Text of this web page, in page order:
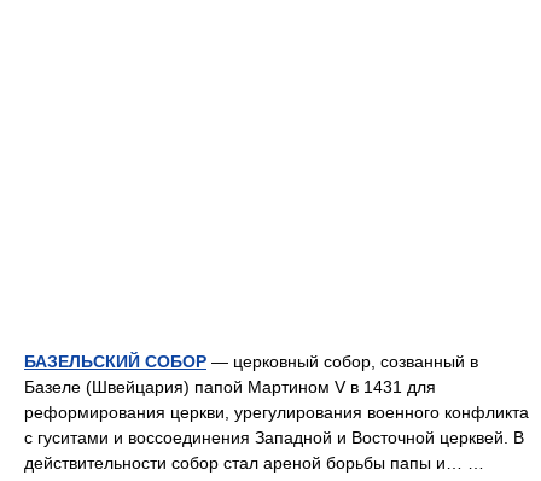
БАЗЕЛЬСКИЙ СОБОР — церковный собор, созванный в
Базеле (Швейцария) папой Мартином V в 1431 для
реформирования церкви, урегулирования военного конфликта
с гуситами и воссоединения Западной и Восточной церквей. В
действительности собор стал ареной борьбы папы и… …